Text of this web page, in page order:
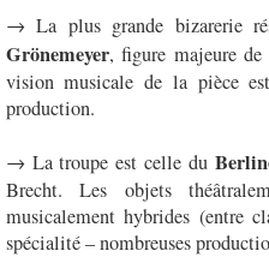
→ La plus grande bizarerie
Grönemeyer, figure majeure
vision musicale de la pièce
production.
→ La troupe est celle du
Brecht. Les objets
musicalement hybrides (entre
spécialité – nombreuses